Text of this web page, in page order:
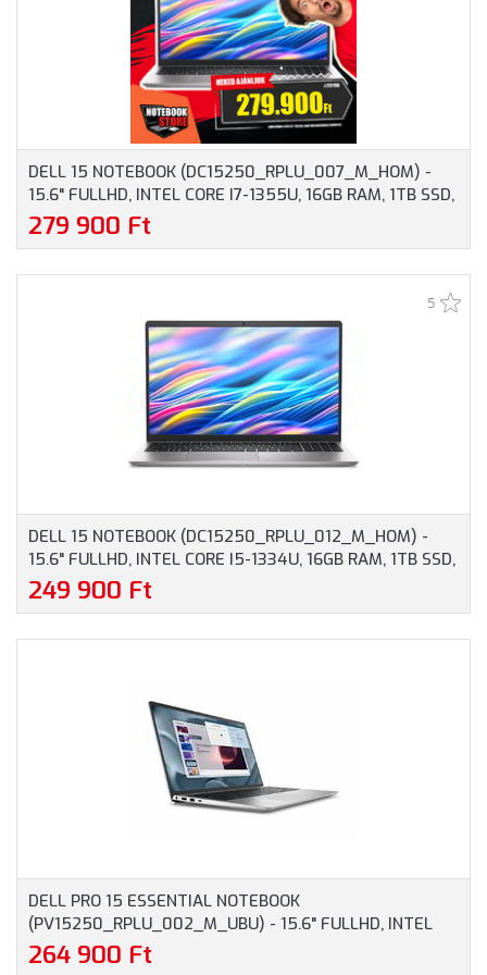
DELL 15 NOTEBOOK (DC15250_RPLU_007_M_HOM) -
15.6" FULLHD, INTEL CORE I7-1355U, 16GB RAM, 1TB SSD,
MAGYAR BILLENTYŰZET, WINDOWS 11 HOME, 3 ÉV
GARANCIA, EZÜST SZÍNBEN
279 900 Ft
5
DELL 15 NOTEBOOK (DC15250_RPLU_012_M_HOM) -
15.6" FULLHD, INTEL CORE I5-1334U, 16GB RAM, 1TB SSD,
MAGYAR BILLENTYŰZET, WINDOWS 11 HOME, 3 ÉV
GARANCIA, EZÜST SZÍNBEN
249 900 Ft
DELL PRO 15 ESSENTIAL NOTEBOOK
(PV15250_RPLU_002_M_UBU) - 15.6" FULLHD, INTEL
CORE I7-1355U, 16GB RAM, 512GB SSD, MAGYAR
BILLENTYŰZET, OPERÁCIÓS RENDSZER NÉLKÜL, 3 ÉV
264 900 Ft